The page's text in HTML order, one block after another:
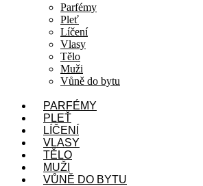
Parfémy
Pleť
Líčení
Vlasy
Tělo
Muži
Vůně do bytu
PARFÉMY
PLEŤ
LÍČENÍ
VLASY
TĚLO
MUŽI
VŮNĚ DO BYTU